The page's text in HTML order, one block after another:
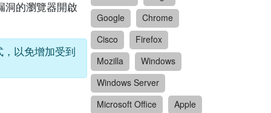
洞的瀏覽器開啟
以免增加受到
Google
Chrome
Cisco
Firefox
Mozilla
Windows
Windows Server
Microsoft Office
Apple